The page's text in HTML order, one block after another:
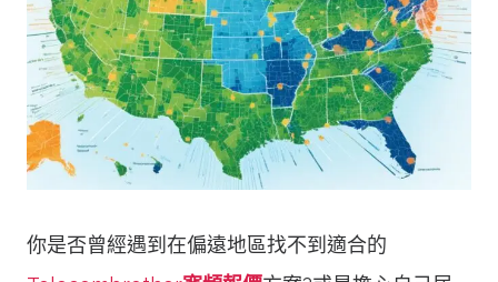
你是否曾經遇到在偏遠地區找不到適合的